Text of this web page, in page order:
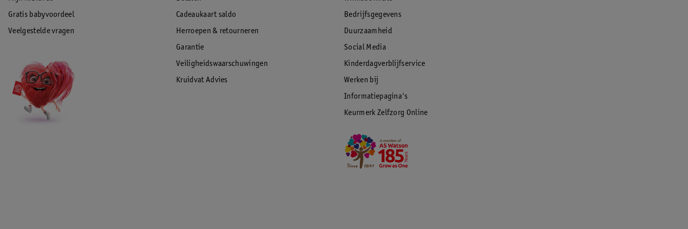
Gratis babyvoordeel
Veelgestelde vragen
Cadeaukaart saldo
Herroepen & retourneren
Garantie
Veiligheidswaarschuwingen
Kruidvat Advies
Bedrijfsgegevens
Duurzaamheid
Social Media
Kinderdagverblijfservice
Werken bij
Informatiepagina's
Keurmerk Zelfzorg Online